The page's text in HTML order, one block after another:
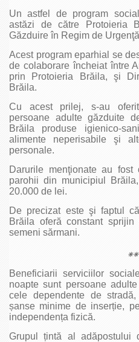
Un astfel de program
astăzi de către Protoieria
Găzduire în Regim de
Acest program eparhial se
de colaborare încheiat între
prin Protoieria Brăila, şi
Brăila.
Cu acest prilej, s-au
persoane adulte găzduite
Brăila produse igienico-
alimente neperisabile şi
personale.
Darurile menţionate au
parohii din municipiul
20.000 de lei.
De precizat este şi faptul
Brăila oferă constant
semeni sărmani.
Beneficiarii serviciilor
noapte sunt persoane
cele dependente de
șanse minime de inserție,
independența fizică.
Grupul țintă al adăpostului